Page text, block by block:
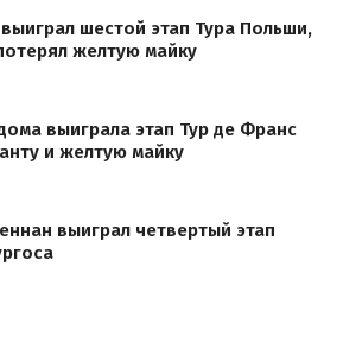
шестой этап Тура Польши,
желтую майку
выиграла этап Тур де Франс
и желтую майку
выиграл четвертый этап